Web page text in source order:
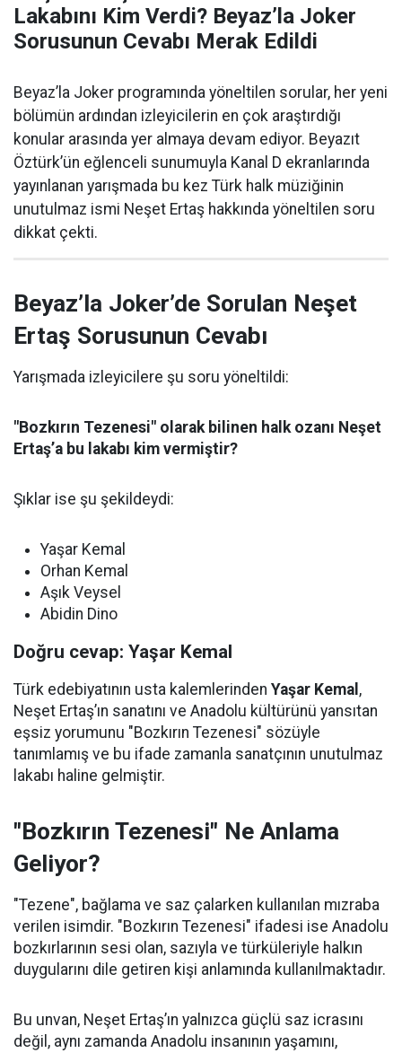
Lakabını Kim Verdi? Beyaz’la Joker
Sorusunun Cevabı Merak Edildi
Beyaz’la Joker programında yöneltilen sorular, her yeni
bölümün ardından izleyicilerin en çok araştırdığı
konular arasında yer almaya devam ediyor. Beyazıt
Öztürk’ün eğlenceli sunumuyla Kanal D ekranlarında
yayınlanan yarışmada bu kez Türk halk müziğinin
unutulmaz ismi Neşet Ertaş hakkında yöneltilen soru
dikkat çekti.
Beyaz’la Joker’de Sorulan Neşet
Ertaş Sorusunun Cevabı
Yarışmada izleyicilere şu soru yöneltildi:
"Bozkırın Tezenesi" olarak bilinen halk ozanı Neşet
Ertaş’a bu lakabı kim vermiştir?
Şıklar ise şu şekildeydi:
Yaşar Kemal
Orhan Kemal
Aşık Veysel
Abidin Dino
Doğru cevap: Yaşar Kemal
Türk edebiyatının usta kalemlerinden Yaşar Kemal ,
Neşet Ertaş’ın sanatını ve Anadolu kültürünü yansıtan
eşsiz yorumunu "Bozkırın Tezenesi" sözüyle
tanımlamış ve bu ifade zamanla sanatçının unutulmaz
lakabı haline gelmiştir.
"Bozkırın Tezenesi" Ne Anlama
Geliyor?
"Tezene", bağlama ve saz çalarken kullanılan mızraba
verilen isimdir. "Bozkırın Tezenesi" ifadesi ise Anadolu
bozkırlarının sesi olan, sazıyla ve türküleriyle halkın
duygularını dile getiren kişi anlamında kullanılmaktadır.
Bu unvan, Neşet Ertaş’ın yalnızca güçlü saz icrasını
değil, aynı zamanda Anadolu insanının yaşamını,